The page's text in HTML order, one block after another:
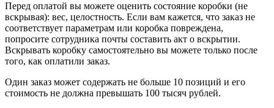
Перед оплатой вы можете оценить состояние коробки (не
вскрывая): вес, целостность. Если вам кажется, что заказ не
соответствует параметрам или коробка повреждена,
попросите сотрудника почты составить акт о вскрытии.
Вскрывать коробку самостоятельно вы можете только после
того, как оплатили заказ.
Один заказ может содержать не больше 10 позиций и его
стоимость не должна превышать 100 тысяч рублей.